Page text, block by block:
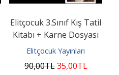
Elitçocuk 3.Sınıf Kış Tatil
Kitabı + Karne Dosyası
Elitçocuk Yayınları
90,00TL 35,00TL